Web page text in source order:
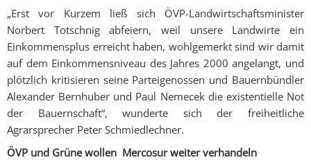
„Erst vor Kurzem ließ sich ÖVP-Landwirtschaftsminister
Norbert Totschnig abfeiern, weil unsere Landwirte ein
Einkommensplus erreicht haben, wohlgemerkt sind wir damit
auf dem Einkommensniveau des Jahres 2000 angelangt, und
plötzlich kritisieren seine Parteigenossen und Bauernbündler
Alexander Bernhuber und Paul Nemecek die existentielle Not
der Bauernschaft“, wunderte sich der freiheitliche
Agrarsprecher Peter Schmiedlechner.
ÖVP und Grüne wollen Mercosur weiter verhandeln